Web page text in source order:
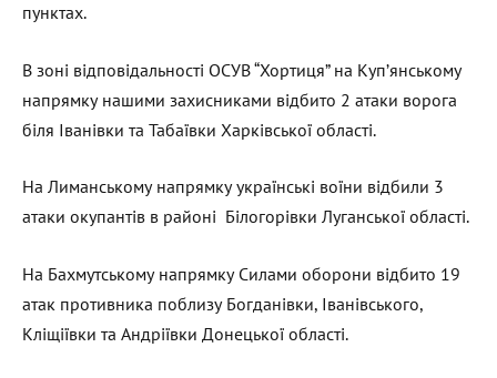
пунктах.
В зоні відповідальності ОСУВ “Хортиця” на Куп’янському
напрямку нашими захисниками відбито 2 атаки ворога
біля Іванівки та Табаївки Харківської області.
На Лиманському напрямку українські воїни відбили 3
атаки окупантів в районі Білогорівки Луганської області.
На Бахмутському напрямку Силами оборони відбито 19
атак противника поблизу Богданівки, Іванівського,
Кліщіївки та Андріївки Донецької області.